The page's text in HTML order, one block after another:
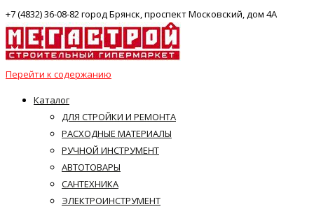
+7 (4832) 36-08-82 город Брянск, проспект Московский, дом 4А
Перейти к содержанию
Каталог
ДЛЯ СТРОЙКИ И РЕМОНТА
РАСХОДНЫЕ МАТЕРИАЛЫ
РУЧНОЙ ИНСТРУМЕНТ
АВТОТОВАРЫ
САНТЕХНИКА
ЭЛЕКТРОИНСТРУМЕНТ